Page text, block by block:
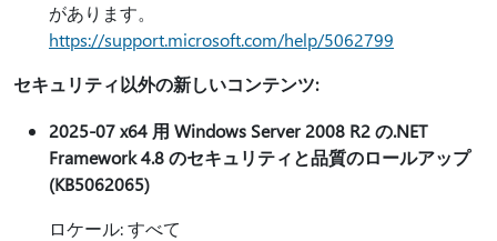
があります。
https://support.microsoft.com/help/5062799
セキュリティ以外の新しいコンテンツ:
2025-07 x64 用 Windows Server 2008 R2 の.NET
Framework 4.8 のセキュリティと品質のロールアップ
(KB5062065)
ロケール: すべて